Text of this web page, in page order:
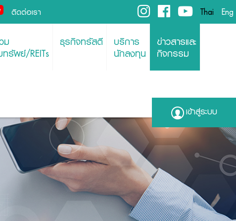
ติดต่อเรา Thai Eng
ม
รัพย์/REITs
ธุรกิจทรัสตี บริการ
นักลงทุน
ข่าวสารและ
กิจกรรม
เข้าสู่ระบบ